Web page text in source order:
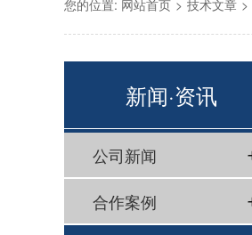
您的位置: 网站首页 > 技术文章 >
新闻·资讯
公司新闻
合作案例